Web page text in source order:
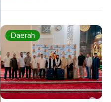
Daerah